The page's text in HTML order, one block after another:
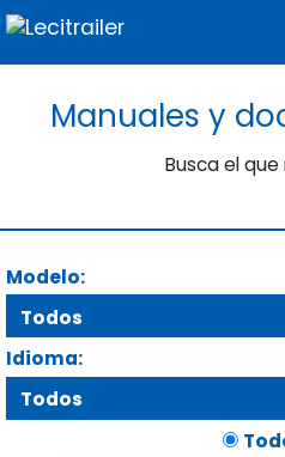
Manuales y
Busca el
Modelo:
Idioma: